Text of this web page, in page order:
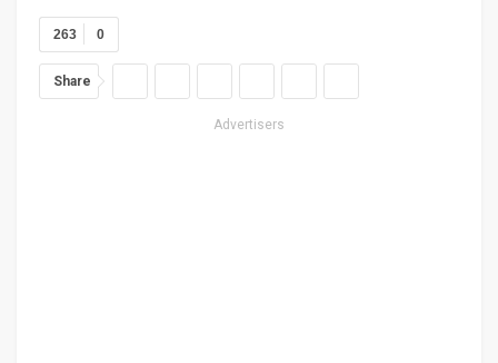
0
263
Share
Advertisers